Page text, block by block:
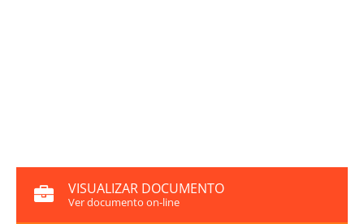
VISUALIZAR DOCUMENTO
Ver documento on-line